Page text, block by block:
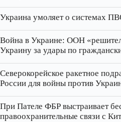
Украина умоляет о системах
Война в Украине: ООН
Украину за удары по
Северокорейское ракетное
России для войны против
При Пателе ФБР выстраивает
правоохранительные связи с